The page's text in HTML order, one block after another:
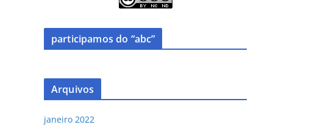
participamos do “abc”
Arquivos
janeiro 2022